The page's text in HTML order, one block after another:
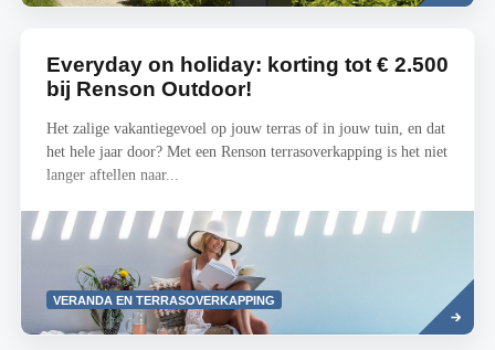
Everyday on holiday: korting tot € 2.500
bij Renson Outdoor!
Het zalige vakantiegevoel op jouw terras of in jouw tuin, en dat
het hele jaar door? Met een Renson terrasoverkapping is het niet
langer aftellen naar...
VERANDA EN TERRASOVERKAPPING
more